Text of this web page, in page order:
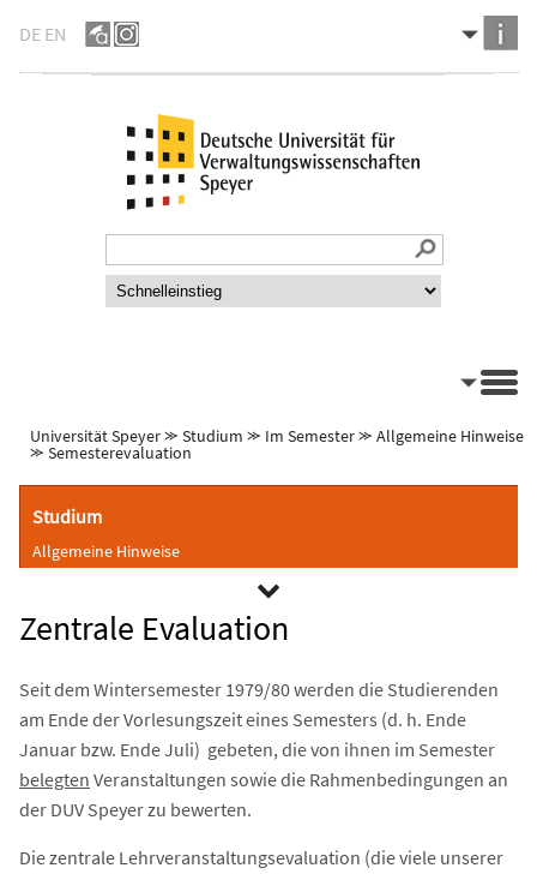
DE EN
Universität Speyer⪼ Studium ⪼ Im Semester⪼ Allgemeine Hinweise
⪼ Semesterevaluation
Studium
Allgemeine Hinweise
Zentrale Evaluation
Seit dem Wintersemester 1979/80 werden die Studierenden
am Ende der Vorlesungszeit eines Semesters (d. h. Ende
Januar bzw. Ende Juli) gebeten, die von ihnen im Semester
belegten Veranstaltungen sowie die Rahmenbedingungen an
der DUV Speyer zu bewerten.
Die zentrale Lehrveranstaltungsevaluation (die viele unserer